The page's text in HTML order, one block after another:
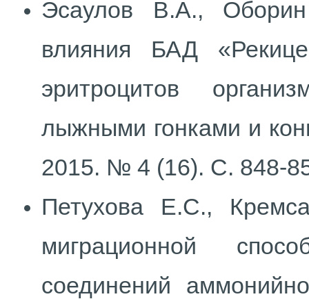
Эсаулов В.А.,
влияния БАД
эритроцитов
лыжными гонками и
2015. № 4 (16). С. 848-
Петухова Е.С.,
миграционной
соединений